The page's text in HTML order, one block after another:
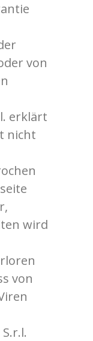
von
erklärt
nicht
wird
von